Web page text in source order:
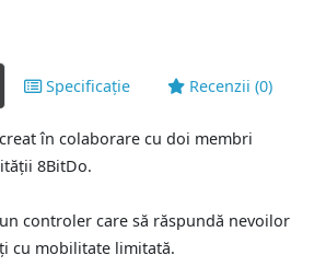
Specificație Recenzii (0)
în colaborare cu doi membri
8BitDo.
controler care să răspundă nevoilor
cu mobilitate limitată.